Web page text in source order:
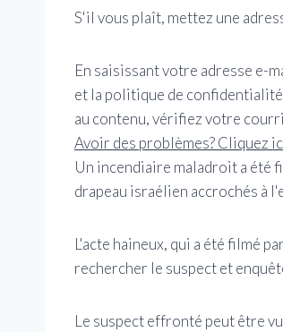
S'il vous plaît, mettez une
En saisissant votre adresse e-
et la politique de
au contenu, vérifiez votre
Avoir des problèmes? Cliquez
Un incendiaire maladroit a été
drapeau israélien accrochés à
L'acte haineux, qui a été filmé
rechercher le suspect et
Le suspect effronté peut être